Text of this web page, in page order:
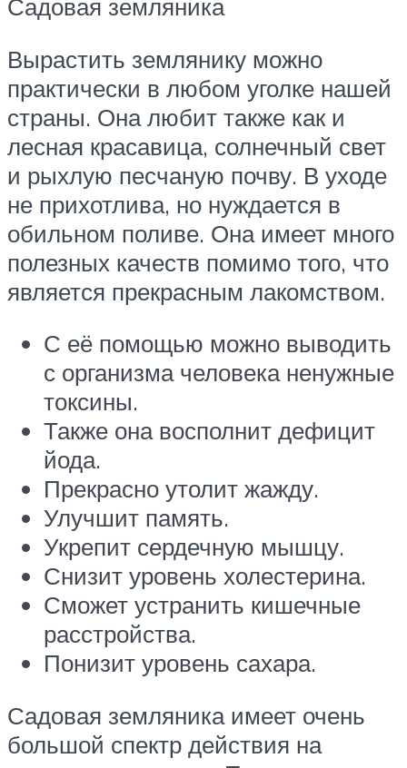
Садовая земляника
Вырастить землянику можно
практически в любом уголке нашей
страны. Она любит также как и
лесная красавица, солнечный свет
и рыхлую песчаную почву. В уходе
не прихотлива, но нуждается в
обильном поливе. Она имеет много
полезных качеств помимо того, что
является прекрасным лакомством.
С её помощью можно выводить
с организма человека ненужные
токсины.
Также она восполнит дефицит
йода.
Прекрасно утолит жажду.
Улучшит память.
Укрепит сердечную мышцу.
Снизит уровень холестерина.
Сможет устранить кишечные
расстройства.
Понизит уровень сахара.
Садовая земляника имеет очень
большой спектр действия на